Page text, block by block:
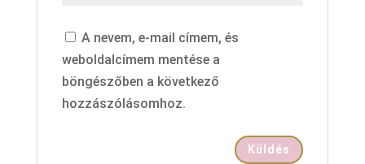
A nevem, e-mail címem, és
weboldalcímem mentése a
böngészőben a következő
hozzászólásomhoz.